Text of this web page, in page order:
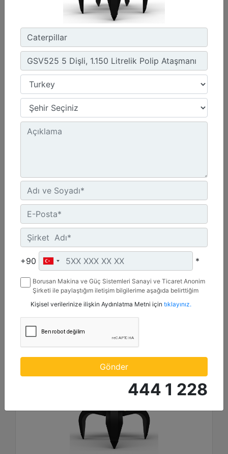
22046 lb - 10000 kg
Kovan Tipi Seçenekleri :
Yarı Açık, Kapalı
Detay Teklif Al
GSH455 4 Dişli, 1.000 Litrelik Polip Ataşmanı
Kapasite :
Maksimum Kaldırma Kapasitesi :
33069 lb - 15000 kg
Kovan Tipi Seçenekleri :
+90 *
Borusan Makina ve Güç Sistemleri Sanayi ve Ticaret Anonim
Şirketi ile paylaştığım iletişim bilgilerime aşağıda belirttiğim
mesaj gönderilmesine izin veriyorum.
Kişisel verilerinize ilişkin Aydınlatma Metni için tıklayınız.
Gönder
444 1 228